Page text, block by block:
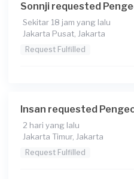
Sonnji requested
Sekitar 18 jam yang lalu
Jakarta Pusat, Jakarta
Request Fulfilled
Insan requested
2 hari yang lalu
Jakarta Timur, Jakarta
Request Fulfilled